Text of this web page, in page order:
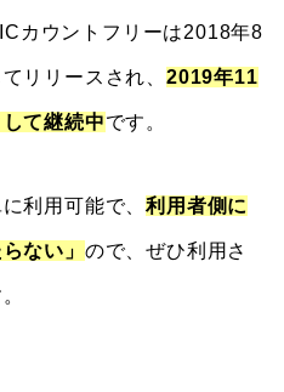
カウントフリーは2018年8
リリースされ、 2019年11
て継続中です。
利用可能で、利用者側に
ない」 ので、ぜひ利用さ